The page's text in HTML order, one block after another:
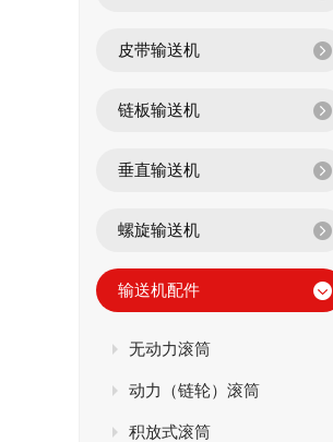
皮带输送机
链板输送机
垂直输送机
螺旋输送机
输送机配件
无动力滚筒
动力（链轮）滚筒
积放式滚筒